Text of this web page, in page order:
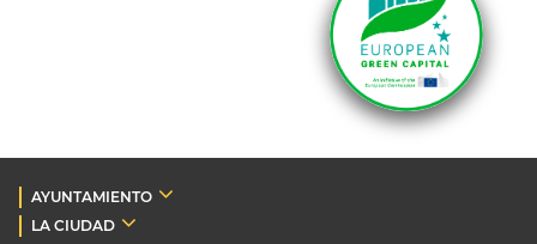
AYUNTAMIENTO
LA CIUDAD